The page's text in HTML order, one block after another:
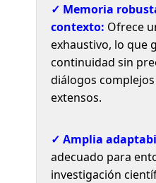
✓ Memoria
contexto: Ofrece
exhaustivo, lo que
continuidad sin
diálogos
extensos.
✓ Amplia
adecuado para
investigación